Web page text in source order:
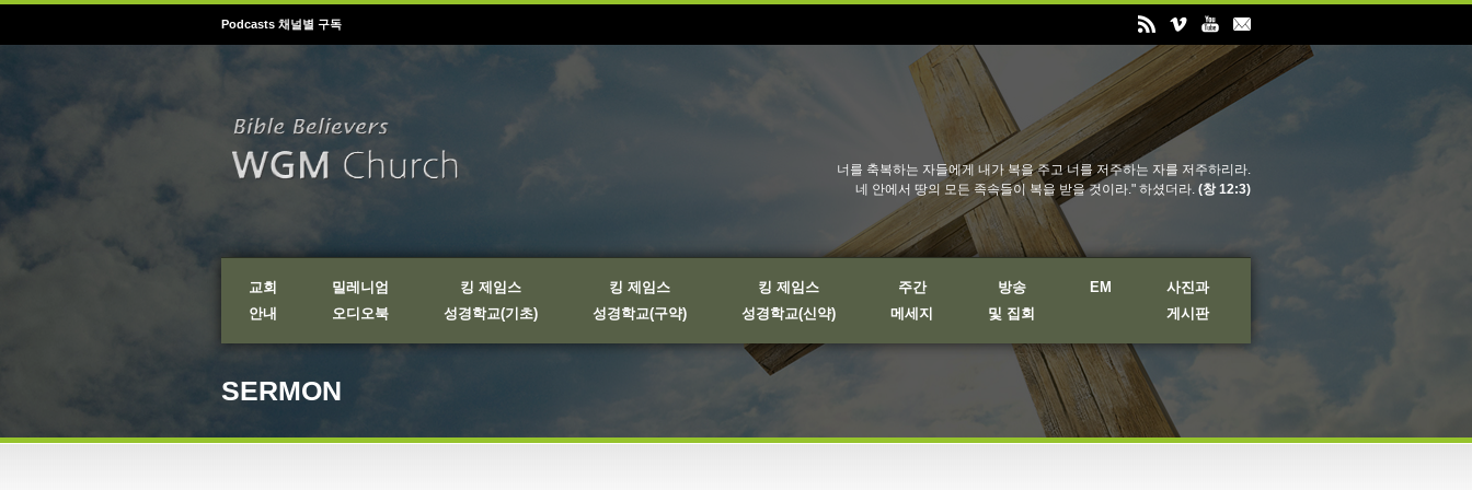
Podcasts 채널별 구독
너를 축복하는 자들에게 내가 복을 주고 너를 저주하는 자를 저주하리라.
네 안에서 땅의 모든 족속들이 복을 받을 것이라." 하셨더라. (창 12:3)
교회
안내
밀레니엄
오디오북
킹 제임스
성경학교(기초)
킹 제임스
성경학교(구약)
킹 제임스
성경학교(신약)
주간
메세지
방송
및 집회
EM
사진과
게시판
SERMON